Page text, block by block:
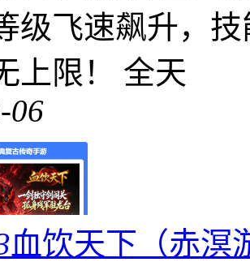
级飞速飙升，
上限！ 全天
06
血饮天下（赤溟